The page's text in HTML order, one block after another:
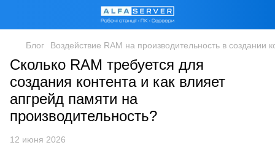
Блог Воздействие RAM на производительность в создании
Сколько RAM требуется для
создания контента и как влияет
апгрейд памяти на
производительность?
12 июня 2026